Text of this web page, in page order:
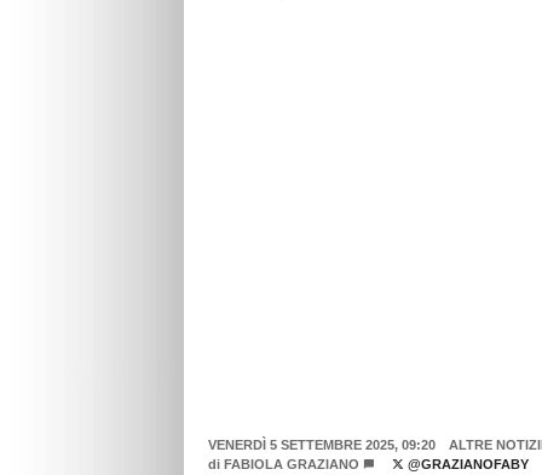
VENERDÌ 5 SETTEMBRE 2025, 09:20
ALTRE
di FABIOLA GRAZIANO @GRAZIANOFABY